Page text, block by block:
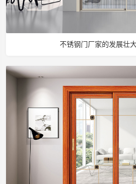
不锈钢门厂家的发展壮